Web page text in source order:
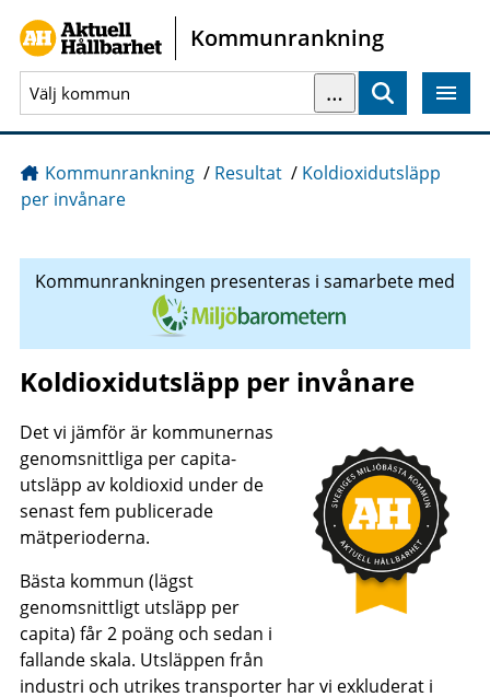
Gå direkt till sidans innehåll
Kommunrankning
…
Kommunrankning / Resultat / Koldioxidutsläpp
per invånare
Kommunrankningen presenteras i samarbete med
Koldioxidutsläpp per invånare
Det vi jämför är kommunernas
genomsnittliga per capita-
utsläpp av koldioxid under de
senast fem publicerade
mätperioderna.
Bästa kommun (lägst
genomsnittligt utsläpp per
capita) får 2 poäng och sedan i
fallande skala. Utsläppen från
industri och utrikes transporter har vi exkluderat i